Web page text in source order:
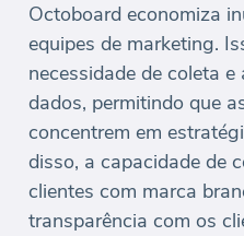
Octoboard economiza
equipes de marketing.
necessidade de coleta
dados, permitindo que
concentrem em
disso, a capacidade de
clientes com marca
transparência com os